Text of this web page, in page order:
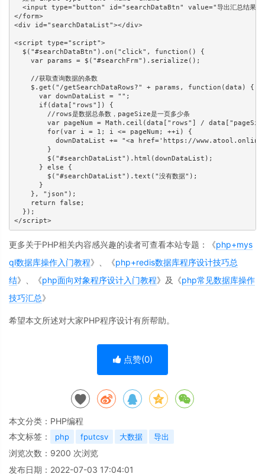
  <input type="button" id="searchDataBtn" value="导出汇总结果">
</form>
<div id="searchDataList"></div>
<script type="script">
  $("#searchDataBtn").on("click", function() {
    var params = $("#searchFrm").serialize();
    //获取查询数据的条数
    $.get("/getSearchDataRows?" + params, function(data) {
      var downDataList = "";
      if(data["rows"]) {
        //rows是数据总条数，pageSize是一页多少条
var pageNum = Math.ceil(data["rows"] /
        for(var i = 1; i <= pageNum; ++i) {
downDataList += "<a href='https://
        }
        $("#searchDataList").html(downDataList);
      } else {
        $("#searchDataList").text("没有数据");
      }
    }, "json");
    return false;
  });
更多关于PHP相关内容感兴趣的读者可查看本站专题：《php+mys
ql数据库操作入门教程》、《php+redis数据库程序设计技巧总
结》、《php面向对象程序设计入门教程》及《php常见数据库操作
技巧汇总》
希望本文所述对大家PHP程序设计有所帮助。
点赞(0)
本文分类： PHP编程
本文标签：
php fputcsv 大数据 导出
浏览次数： 9200 次浏览
发布日期：2022-07-03 17:04:01